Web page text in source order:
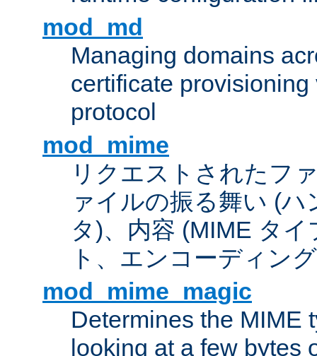
mod_md
Managing domains
certificate provisioning
protocol
mod_mime
リクエストされたフ
ァイルの振る舞い (
タ)、内容 (MIME タ
ト、エンコーディン
mod_mime_magic
Determines the MIME
looking at a few bytes